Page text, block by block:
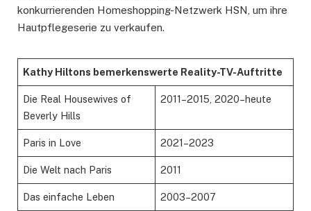
konkurrierenden Homeshopping-Netzwerk HSN, um ihre
Hautpflegeserie zu verkaufen.
Kathy Hiltons bemerkenswerte Reality-TV-Auftritte
Die Real Housewives of
Beverly Hills
2011–2015, 2020–heute
Paris in Love 2021–2023
Die Welt nach Paris 2011
Das einfache Leben 2003–2007